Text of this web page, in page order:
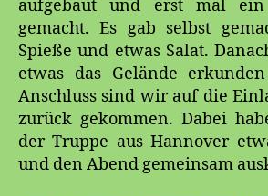
aufgebaut und erst mal ein
gemacht. Es gab selbst
Spieße und etwas Salat.
etwas das Gelände
Anschluss sind wir auf die
zurück gekommen. Dabei
der Truppe aus Hannover
und den Abend gemeinsam